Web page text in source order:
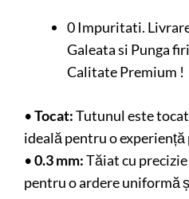
0 Impuritati.
Galeata si Punga
Calitate Premium !
•Tocat:Tutunul este
ideală pentru o
•0.3 mm:Tăiat cu
pentru o ardere uniformă